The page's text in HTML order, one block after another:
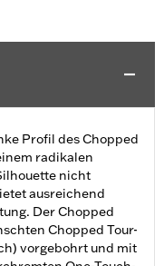
Profil des Chopped
radikalen
nicht
ausreichend
Der Chopped
Chopped Tour-
vorgebohrt und mit